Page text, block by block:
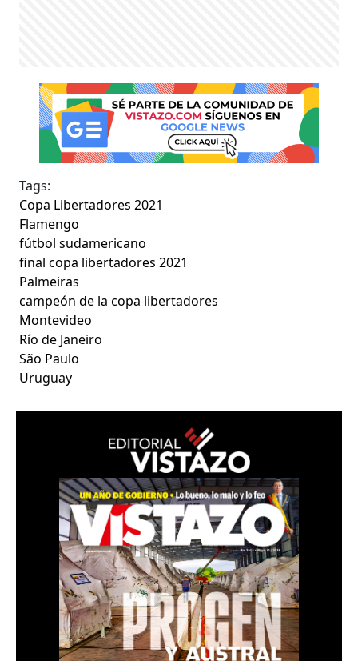
Tags:
Copa Libertadores 2021
Flamengo
fútbol sudamericano
final copa libertadores 2021
Palmeiras
campeón de la copa libertadores
Montevideo
Río de Janeiro
São Paulo
Uruguay